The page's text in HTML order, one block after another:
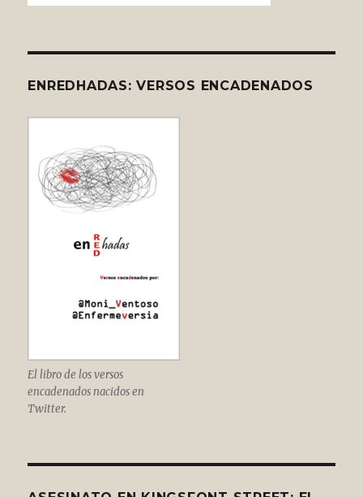
ENREDHADAS: VERSOS ENCADENADOS
El libro de los versos
encadenados nacidos en
Twitter.